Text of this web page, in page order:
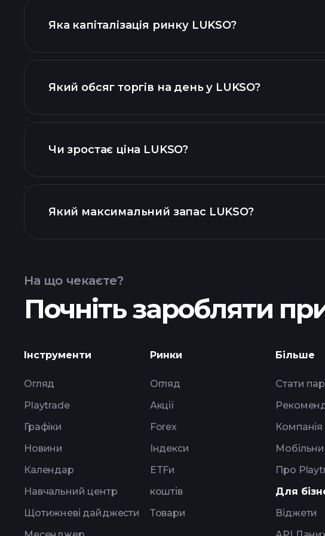
розширеній діаграмі
Яка капіталізація ринку LUKSO?
Який обсяг торгів на день у LUKSO?
Чи зростає ціна LUKSO?
графіку
Який максимальний запас LUKSO?
На що чекаєте?
Почніть заробляти
Інструменти
Огляд
Playtrade
Графіки
Новини
Календар
Навчальний центр
Щотижневі дайджести
Ринки
Огляд
Акції
Forex
Індекси
ETFи
коштів
Товари
Більше
Стати
Компанія
Про
Для
Віджети